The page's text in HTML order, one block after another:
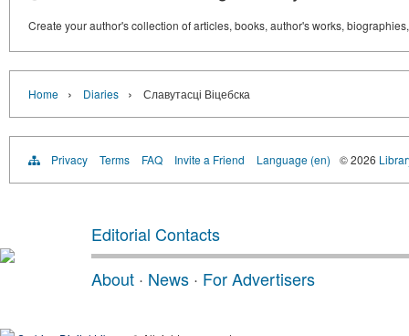
Create your author's collection of articles, books, author's works,
Home › Diaries › Славутасці Віцебска
Privacy Terms FAQ Invite a Friend Language (en) © 2026
Editorial Contacts
About · News · For Advertisers